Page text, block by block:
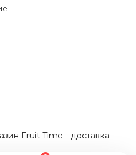
Fruit Time - доставка